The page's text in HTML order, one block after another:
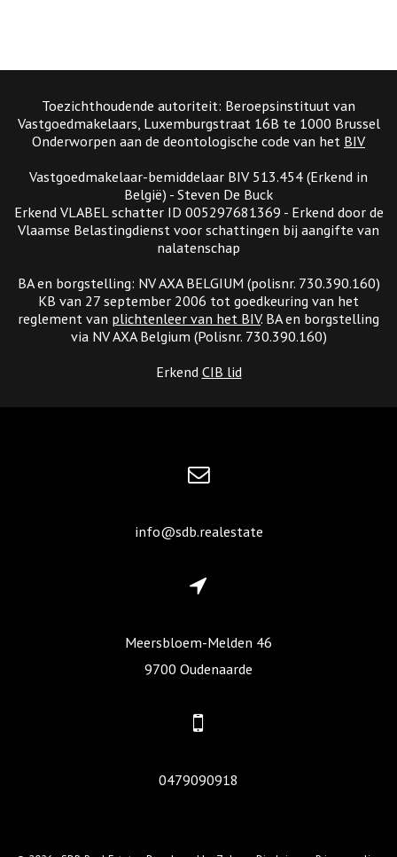
Toezichthoudende autoriteit: Beroepsinstituut van
Vastgoedmakelaars, Luxemburgstraat 16B te 1000 Brussel
Onderworpen aan de deontologische code van het BIV
Vastgoedmakelaar-bemiddelaar BIV 513.454 (Erkend in
België) - Steven De Buck
Erkend VLABEL schatter ID 005297681369 - Erkend door de
Vlaamse Belastingdienst voor schattingen bij aangifte van
nalatenschap
BA en borgstelling: NV AXA BELGIUM (polisnr. 730.390.160)
KB van 27 september 2006 tot goedkeuring van het
reglement van plichtenleer van het BIV. BA en borgstelling
via NV AXA Belgium (Polisnr. 730.390.160)
Erkend CIB lid
info@sdb.realestate
Meersbloem-Melden 46
9700 Oudenaarde
0479090918